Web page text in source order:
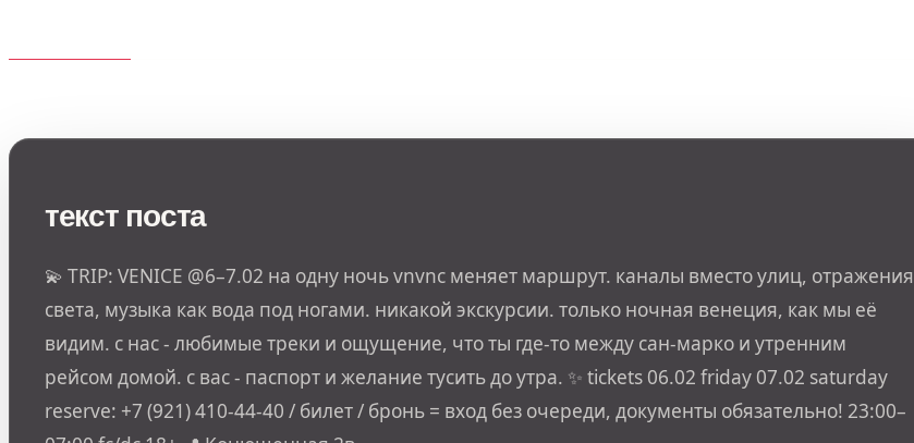
текст поста
💫 TRIP: VENICE @6–7.02 на одну ночь vnvnc меняет маршрут. каналы вместо улиц, отражения
света, музыка как вода под ногами. никакой экскурсии. только ночная венеция, как мы её
видим. с нас - любимые треки и ощущение, что ты где-то между сан-марко и утренним
рейсом домой. с вас - паспорт и желание тусить до утра. ✨ tickets 06.02 friday 07.02 saturday
reserve: +7 (921) 410-44-40 / билет / бронь = вход без очереди, документы обязательно! 23:00–